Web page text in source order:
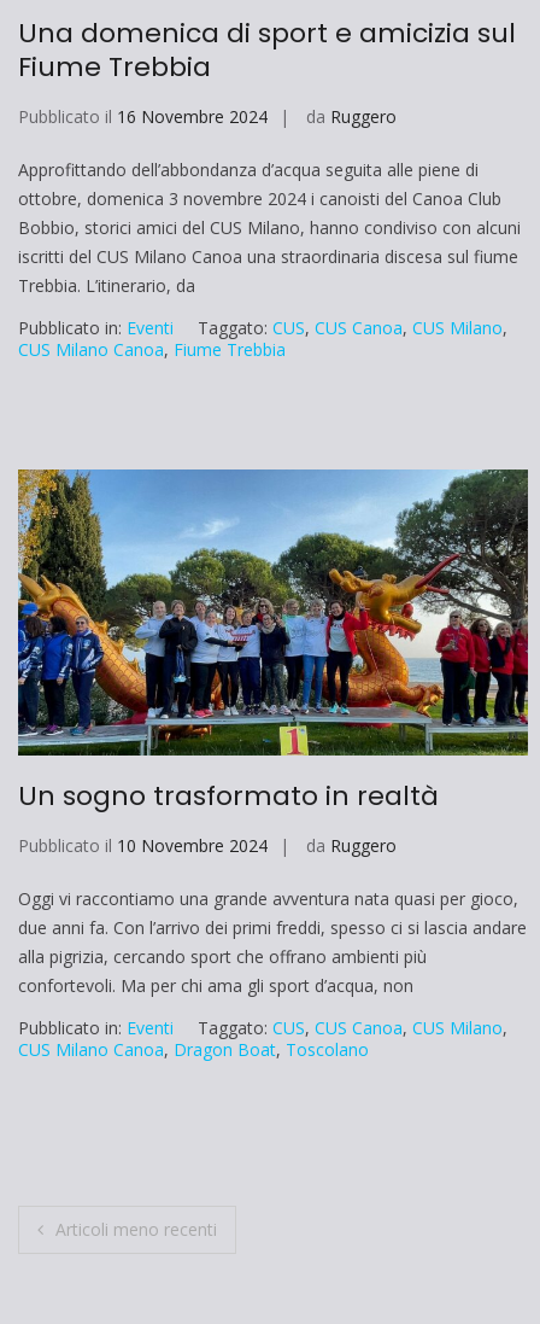
Una domenica di sport e amicizia sul
Fiume Trebbia
Pubblicato il 16 Novembre 2024 da Ruggero
Approfittando dell’abbondanza d’acqua seguita alle piene di
ottobre, domenica 3 novembre 2024 i canoisti del Canoa Club
Bobbio, storici amici del CUS Milano, hanno condiviso con alcuni
iscritti del CUS Milano Canoa una straordinaria discesa sul fiume
Trebbia. L’itinerario, da
Pubblicato in: Eventi Taggato: CUS, CUS Canoa, CUS Milano,
CUS Milano Canoa, Fiume Trebbia
Un sogno trasformato in realtà
Pubblicato il 10 Novembre 2024 da Ruggero
Oggi vi raccontiamo una grande avventura nata quasi per gioco,
due anni fa. Con l’arrivo dei primi freddi, spesso ci si lascia andare
alla pigrizia, cercando sport che offrano ambienti più
confortevoli. Ma per chi ama gli sport d’acqua, non
Pubblicato in: Eventi Taggato: CUS, CUS Canoa, CUS Milano,
CUS Milano Canoa, Dragon Boat, Toscolano
Navigazione
Articoli meno recenti